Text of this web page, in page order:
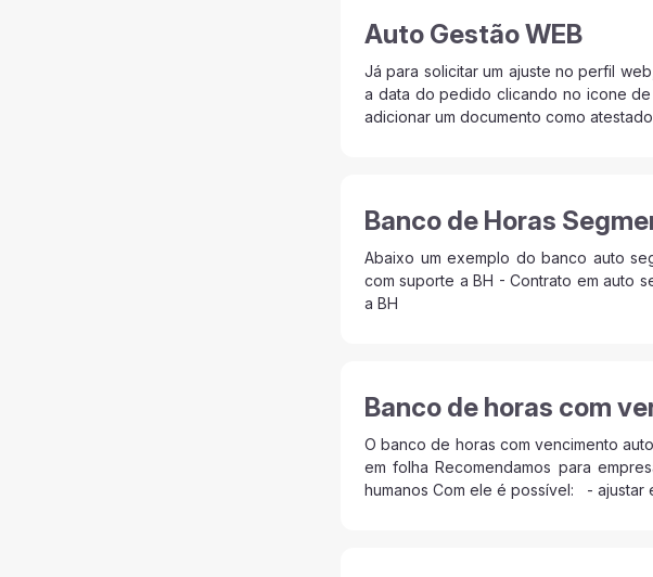
Auto Gestão WEB
Já para solicitar um ajuste no perfil
a data do pedido clicando no icone
adicionar um documento como
Banco de Horas
Abaixo um exemplo do banco auto
com suporte a BH - Contrato em auto
a BH
Banco de horas com
O banco de horas com vencimento
em folha Recomendamos para
humanos Com ele é possível: - ajustar